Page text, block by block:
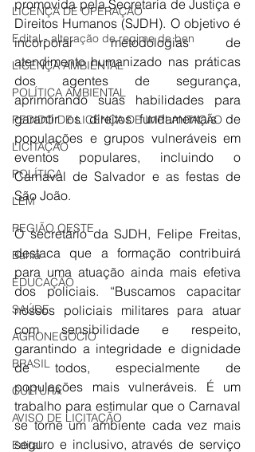
LICENÇA DE OPERAÇÃO
Edital - alteração de regime de ben
LICENÇA AMBIENTAL
POLÍTICA AMBIENTAL
PEDIDO DE LICENÇA DE IMPLANTAÇÃO
LICITAÇÃO
POLÍTICA
LEM
REGIÃO OESTE
Bahia
EDUCAÇÃO
SAÚDE
AGRONEGÓCIO
BRASIL
CULTURA
AVISO DE LICITAÇÃO
Edital
promovida pela Secretaria de Justiça e
Direitos Humanos (SJDH). O objetivo é
incorporar metodologias de
atendimento humanizado nas práticas
dos agentes de segurança,
aprimorando suas habilidades para
garantir os direitos fundamentais de
populações e grupos vulneráveis em
eventos populares, incluindo o
Carnaval de Salvador e as festas de
São João.
O secretário da SJDH, Felipe Freitas,
destaca que a formação contribuirá
para uma atuação ainda mais efetiva
dos policiais. “Buscamos capacitar
nossos policiais militares para atuar
com sensibilidade e respeito,
garantindo a integridade e dignidade
de todos, especialmente de
populações mais vulneráveis. É um
trabalho para estimular que o Carnaval
se torne um ambiente cada vez mais
seguro e inclusivo, através de serviço